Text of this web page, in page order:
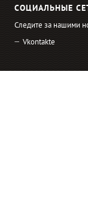
СОЦИАЛЬНЫЕ
Следите за нашими
Vkontakte